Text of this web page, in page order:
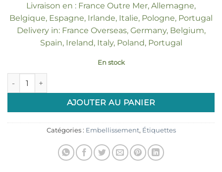
Livraison en : France Outre Mer, Allemagne,
Belgique, Espagne, Irlande, Italie, Pologne, Portugal
Delivery in: France Overseas, Germany, Belgium,
Spain, Ireland, Italy, Poland, Portugal
En stock
quantité de Etiquettes à coloriser "feuillage rond"
AJOUTER AU PANIER
Catégories : Embellissement, Étiquettes